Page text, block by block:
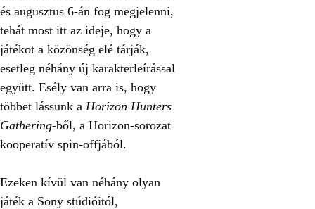
és augusztus 6-án fog megjelenni,
tehát most itt az ideje, hogy a
játékot a közönség elé tárják,
esetleg néhány új karakterleírással
együtt. Esély van arra is, hogy
többet lássunk a Horizon Hunters
Gathering-ből, a Horizon-sorozat
kooperatív spin-offjából.
Ezeken kívül van néhány olyan
játék a Sony stúdióitól,